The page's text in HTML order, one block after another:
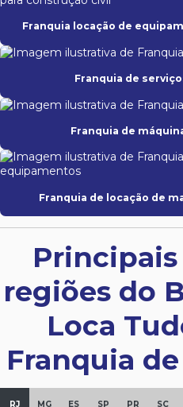
Franquia locação de
Franquia de
Franquia de
Franquia de locação de
regiões do
Loca
Franquia
RJ MG ES SP PR SC